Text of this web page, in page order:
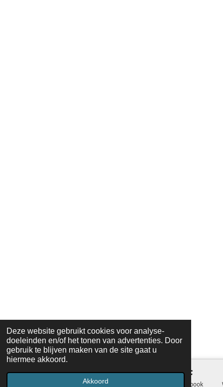
Deze website gebruikt cookies voor analyse-
doeleinden en/of het tonen van advertenties. Door
gebruik te blijven maken van de site gaat u
hiermee akkoord.
Akkoord
Telefoonnummer Facebook